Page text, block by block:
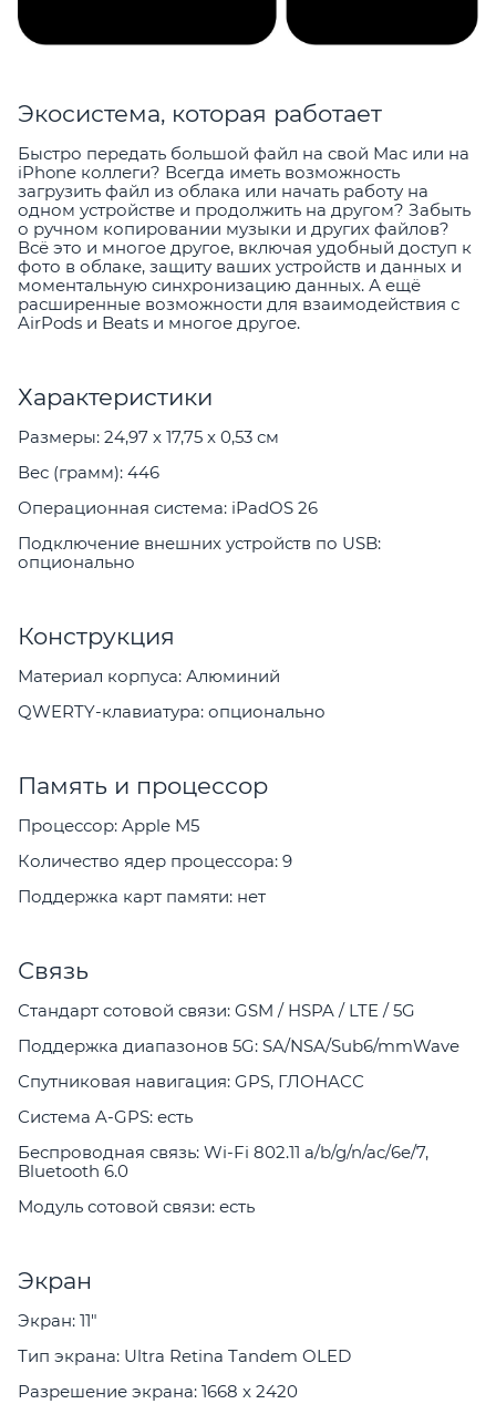
Экосистема, которая работает
Быстро передать большой файл на свой Mac или на
iPhone коллеги? Всегда иметь возможность
загрузить файл из облака или начать работу на
одном устройстве и продолжить на другом? Забыть
о ручном копировании музыки и других файлов?
Всё это и многое другое, включая удобный доступ к
фото в облаке, защиту ваших устройств и данных и
моментальную синхронизацию данных. А ещё
расширенные возможности для взаимодействия с
AirPods и Beats и многое другое.
Характеристики
Размеры: 24,97 x 17,75 x 0,53 см
Вес (грамм): 446
Операционная система: iPadOS 26
Подключение внешних устройств по USB:
опционально
Конструкция
Материал корпуса: Алюминий
QWERTY-клавиатура: опционально
Память и процессор
Процессор: Apple M5
Количество ядер процессора: 9
Поддержка карт памяти: нет
Связь
Стандарт сотовой связи: GSM / HSPA / LTE / 5G
Поддержка диапазонов 5G: SA/NSA/Sub6/mmWave
Спутниковая навигация: GPS, ГЛОНАСС
Система A-GPS: есть
Беспроводная связь: Wi-Fi 802.11 a/b/g/n/ac/6e/7,
Bluetooth 6.0
Модуль сотовой связи: есть
Экран
Экран: 11"
Тип экрана: Ultra Retina Tandem OLED
Разрешение экрана: 1668 x 2420